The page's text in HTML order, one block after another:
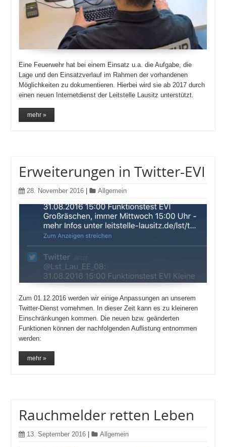
Eine Feuerwehr hat bei einem Einsatz u.a. die Aufgabe, die
Lage und den Einsatzverlauf im Rahmen der vorhandenen
Möglichkeiten zu dokumentieren. Hierbei wird sie ab 2017 durch
einen neuen Internetdienst der Leitstelle Lausitz unterstützt.
mehr »
Erweiterungen in Twitter-EVI
28. November 2016 Allgemein
Zum 01.12.2016 werden wir einige Anpassungen an unserem
Twitter-Dienst vornehmen. In dieser Zeit kann es zu kleineren
Einschränkungen kommen. Die neuen bzw. geänderten
Funktionen können der nachfolgenden Auflistung entnommen
werden:
mehr »
Rauchmelder retten Leben
13. September 2016 Allgemein